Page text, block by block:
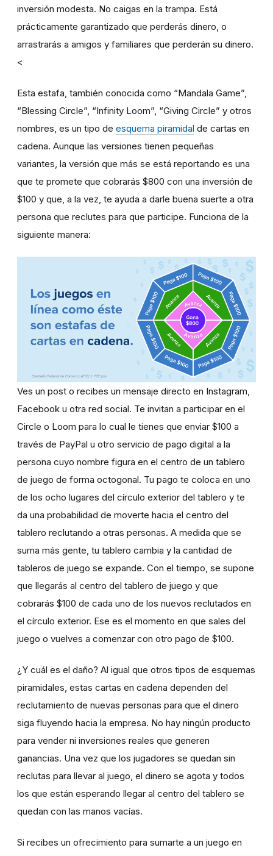
inversión modesta. No caigas en la trampa. Está
prácticamente garantizado que perderás dinero, o
arrastrarás a amigos y familiares que perderán su dinero.
<
Esta estafa, también conocida como “Mandala Game”,
“Blessing Circle”, “Infinity Loom”, “Giving Circle” y otros
nombres, es un tipo de esquema piramidal de cartas en
cadena. Aunque las versiones tienen pequeñas
variantes, la versión que más se está reportando es una
que te promete que cobrarás $800 con una inversión de
$100 y que, a la vez, te ayuda a darle buena suerte a otra
persona que reclutes para que participe. Funciona de la
siguiente manera:
Ves un post o recibes un mensaje directo en Instagram,
Facebook u otra red social. Te invitan a participar en el
Circle o Loom para lo cual le tienes que enviar $100 a
través de PayPal u otro servicio de pago digital a la
persona cuyo nombre figura en el centro de un tablero
de juego de forma octogonal. Tu pago te coloca en uno
de los ocho lugares del círculo exterior del tablero y te
da una probabilidad de moverte hacia el centro del
tablero reclutando a otras personas. A medida que se
suma más gente, tu tablero cambia y la cantidad de
tableros de juego se expande. Con el tiempo, se supone
que llegarás al centro del tablero de juego y que
cobrarás $100 de cada uno de los nuevos reclutados en
el círculo exterior. Ese es el momento en que sales del
juego o vuelves a comenzar con otro pago de $100.
¿Y cuál es el daño? Al igual que otros tipos de esquemas
piramidales, estas cartas en cadena dependen del
reclutamiento de nuevas personas para que el dinero
siga fluyendo hacia la empresa. No hay ningún producto
para vender ni inversiones reales que generen
ganancias. Una vez que los jugadores se quedan sin
reclutas para llevar al juego, el dinero se agota y todos
los que están esperando llegar al centro del tablero se
quedan con las manos vacías.
Si recibes un ofrecimiento para sumarte a un juego en